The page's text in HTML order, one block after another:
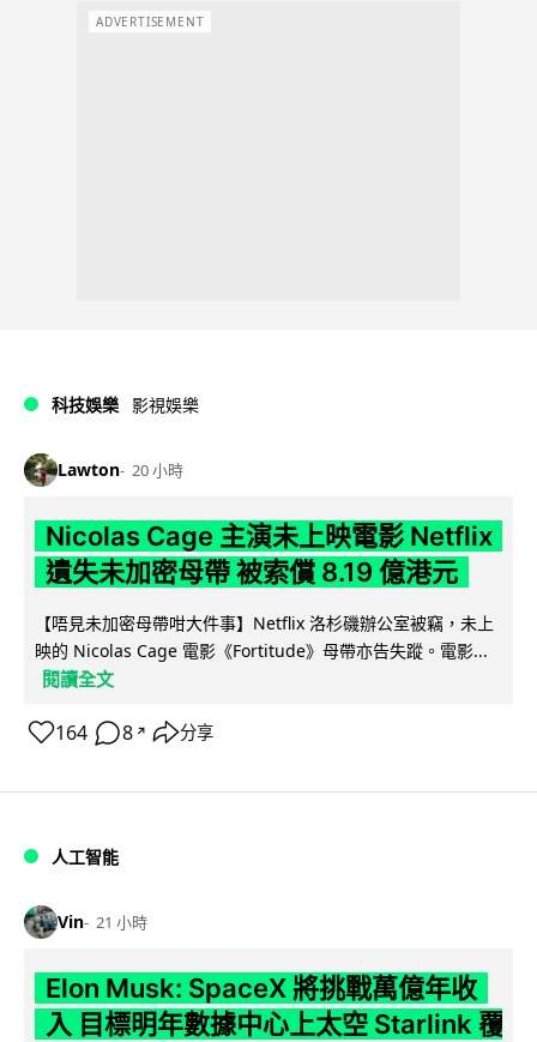
ADVERTISEMENT
科技娛樂 影視娛樂
Lawton 20 小時
Nicolas Cage 主演未上映電影 Netflix
遺失未加密母帶 被索償 8.19 億港元
【唔見未加密母帶咁大件事】Netflix 洛杉磯辦公室被竊，未上
映的 Nicolas Cage 電影《Fortitude》母帶亦告失蹤。電影...
閱讀全文
164 8 ↗ 分享
人工智能
Vin 21 小時
Elon Musk: SpaceX 將挑戰萬億年收
入 目標明年數據中心上太空 Starlink 覆